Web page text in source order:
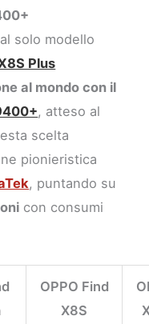
solo modello
Plus
al mondo con il
, atteso al
scelta
pionieristica
, puntando su
con consumi
OPPO Find
X8S